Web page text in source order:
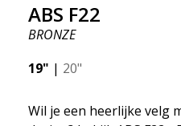
ABS F22
BRONZE
19" | 20"
Wil je een heerlijke velg